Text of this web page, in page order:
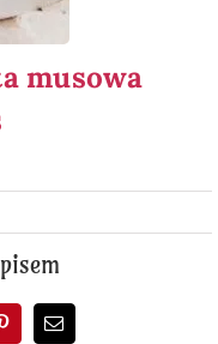
musowa